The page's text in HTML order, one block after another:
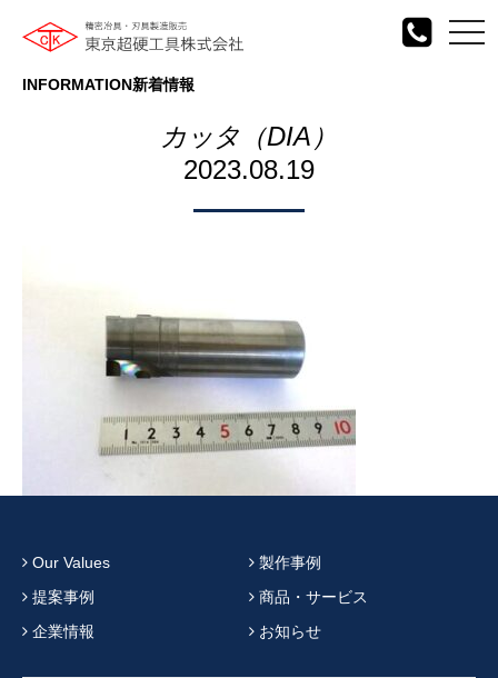
INFORMATION新着情報
カッタ（DIA）
2023.08.19
Our Values
製作事例
提案事例
商品・サービス
企業情報
お知らせ